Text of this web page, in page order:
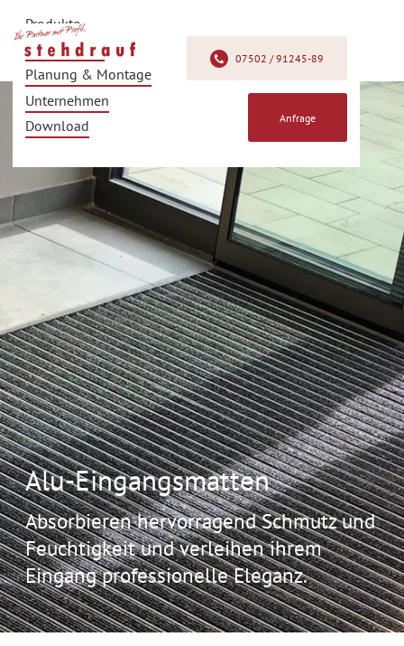
Produkte
Produkfinder
Planung & Montage
Unternehmen
Download
07502 / 91245-89
Anfrage
Alu-Eingangsmatten
Absorbieren hervorragend Schmutz und
Feuchtigkeit und verleihen ihrem
Eingang professionelle Eleganz.